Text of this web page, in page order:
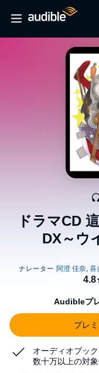
ドラマCD
DX～ウ
Audibleプ
プレ
オーディオブッ
数十万以上の対象